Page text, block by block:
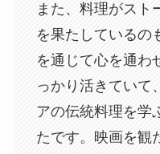
また、料理がスト
を果たしているの
を通じて心を通わ
っかり活きていて
アの伝統料理を学
たです。映画を観